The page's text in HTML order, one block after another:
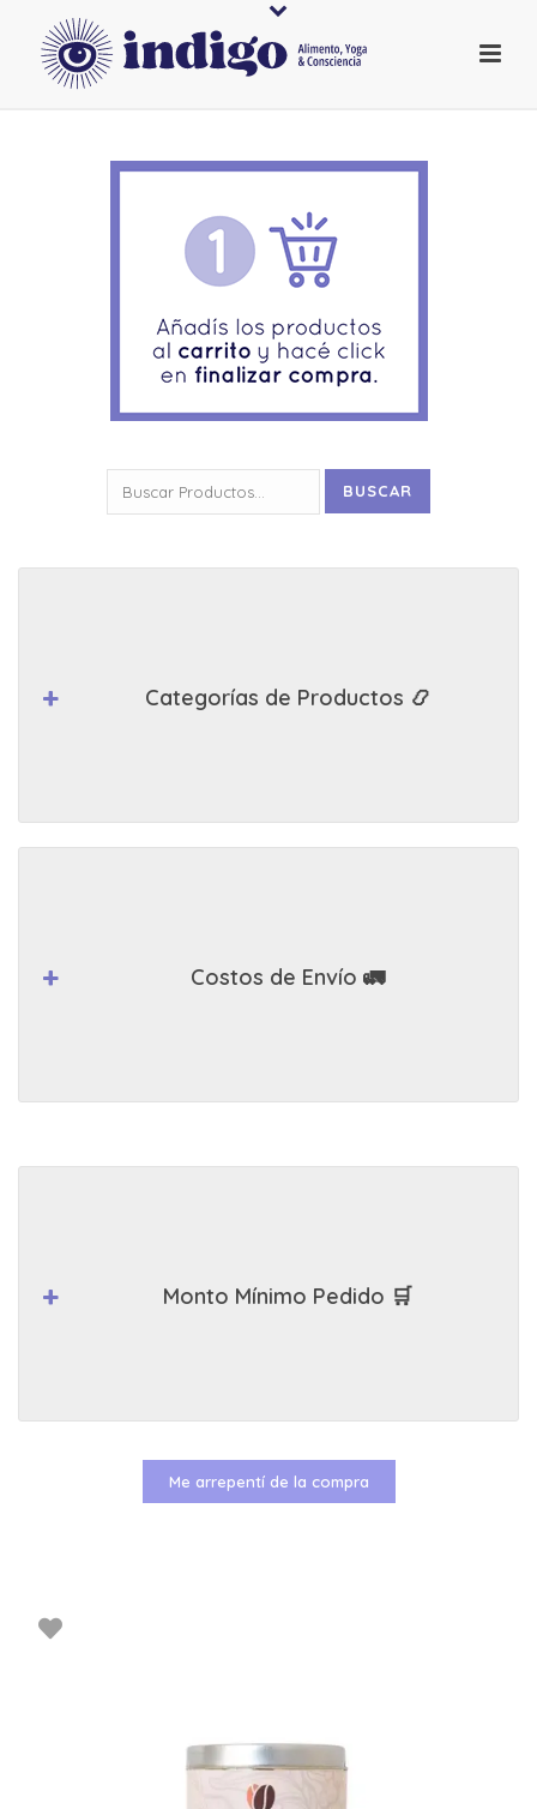
por:
BUSCAR
Categorías de Productos 📿
Costos de Envío 🚛
Monto Mínimo Pedido 🛒
Me arrepentí de la compra